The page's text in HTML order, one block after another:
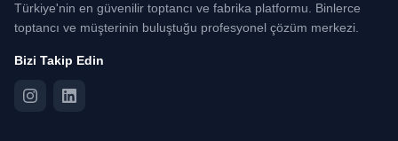
Türkiye'nin en güvenilir toptancı ve fabrika platformu. Binlerce
toptancı ve müşterinin buluştuğu profesyonel çözüm merkezi.
Bizi Takip Edin